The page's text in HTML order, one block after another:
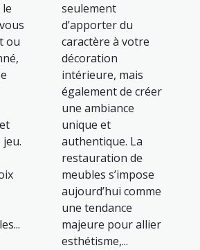
ou
seulement
d’apporter du
caractère à votre
décoration
intérieure, mais
également de créer
une ambiance
unique et
authentique. La
restauration de
meubles s’impose
aujourd’hui comme
une tendance
majeure pour allier
esthétisme,...